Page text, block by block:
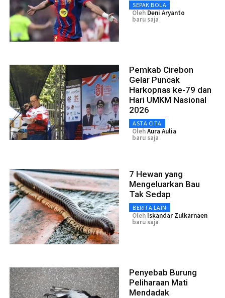
SEPAK BOLA
Oleh Deni Aryanto
baru saja
Pemkab Cirebon
Gelar Puncak
Harkopnas ke-79 dan
Hari UMKM Nasional
2026
ASTA CITA
OlehAura Aulia
baru saja
7 Hewan yang
Mengeluarkan Bau
Tak Sedap
BERITA LAIN
Oleh Iskandar Zulkarnaen
baru saja
Penyebab Burung
Peliharaan Mati
Mendadak